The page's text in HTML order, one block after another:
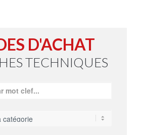
D'ACHAT
TECHNIQUES